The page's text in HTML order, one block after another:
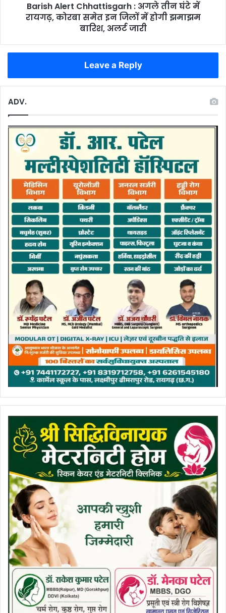
में
बारिश,
जारी
Barish Alert Chhattisgarh : अगले तीन घंटे में
रायगढ़, कोरबा समेत इन जिलों में होगी झमाझम
बारिश, अलर्ट जारी
Leave a Reply
ADV.